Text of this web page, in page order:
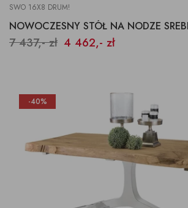
SWO 16X8 DRUM!
7 437,- zł 4 462,- zł
-40%